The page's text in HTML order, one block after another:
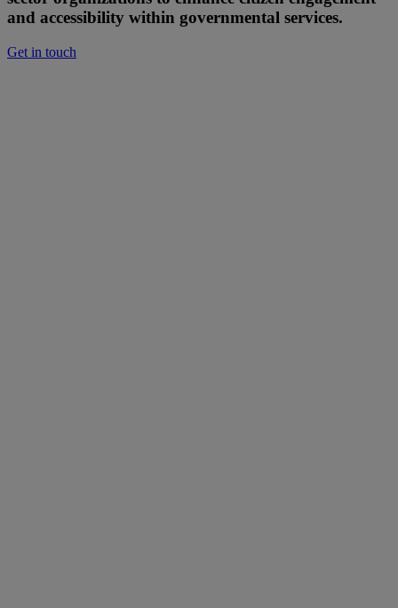
and accessibility within governmental services.
Get in touch